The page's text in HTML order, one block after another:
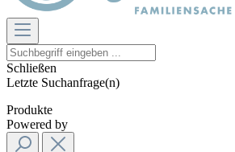
Schließen
Letzte Suchanfrage(n)
Produkte
Powered by